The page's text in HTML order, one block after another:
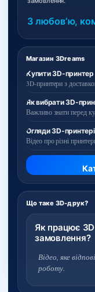
Магазин 3Dreams
Купити 3D-принтер
3D-принтери з
Як вибрати 3D-
Важливо знати перед
Огляди 3D-
Відео про різні
Що таке 3D-друк?
Як працює
замовлення?
Відео, яке
роботу.
З любовʼю,